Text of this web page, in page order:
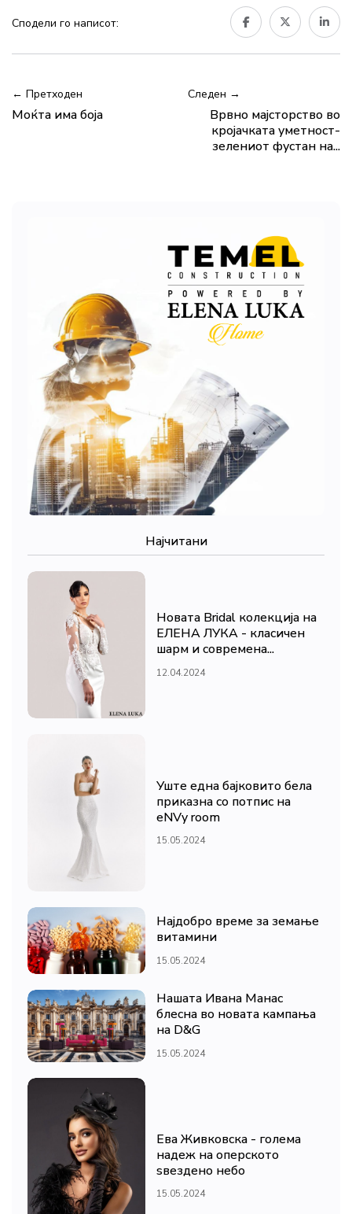
Сподели го написот:
← Претходен
Моќта има боја
Следен →
Врвно мајсторство во
кројачката уметност-
зелениот фустан на...
Најчитани
Новата Bridal колекција на
ЕЛЕНА ЛУКА - класичен
шарм и современа...
12.04.2024
Уште една бајковито бела
приказна со потпис на
eNVy room
15.05.2024
Најдобро време за земање
витамини
15.05.2024
Нашата Ивана Манас
блесна во новата кампања
на D&G
15.05.2024
Ева Живковска - голема
надеж на оперското
ѕвездено небо
15.05.2024